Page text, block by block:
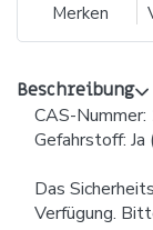
Merken
Beschreibung
CAS-
Gefahrstoff: Ja
Das
Verfügung.